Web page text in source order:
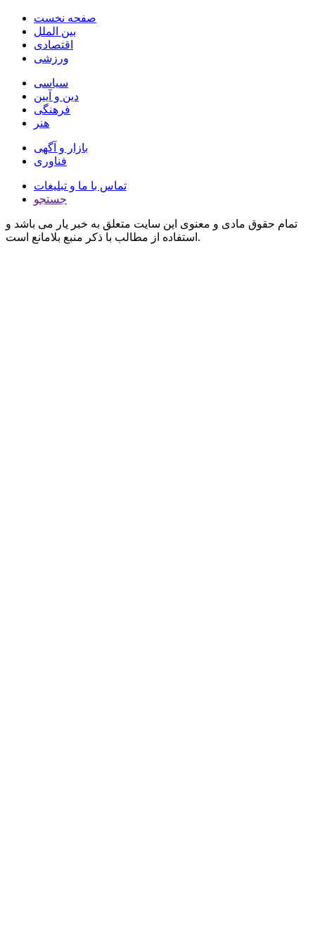
صفحه نخست
بین الملل
اقتصادی
ورزشی
سیاسی
دین و آیین
فرهنگی
هنر
بازار و آگهی
فناوری
تماس با ما و تبلیغات
جستجو
تمام حقوق مادی و معنوی این سایت متعلق به خبر یار می باشد و
استفاده از مطالب با ذکر منبع بلامانع است.